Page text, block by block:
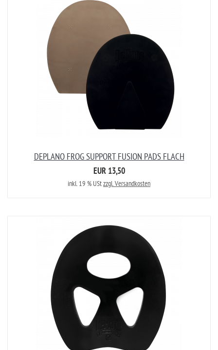
DEPLANO FROG SUPPORT FUSION PADS FLACH
EUR 13,50
inkl. 19 % UStzzgl. Versandkosten